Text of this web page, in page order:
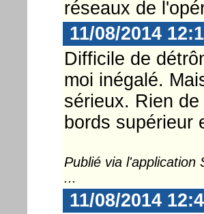
réseaux de
11/08/2014
Difficile de
moi inégalé.
sérieux. Rien
bords supérieur
Publié via
...
11/08/2014